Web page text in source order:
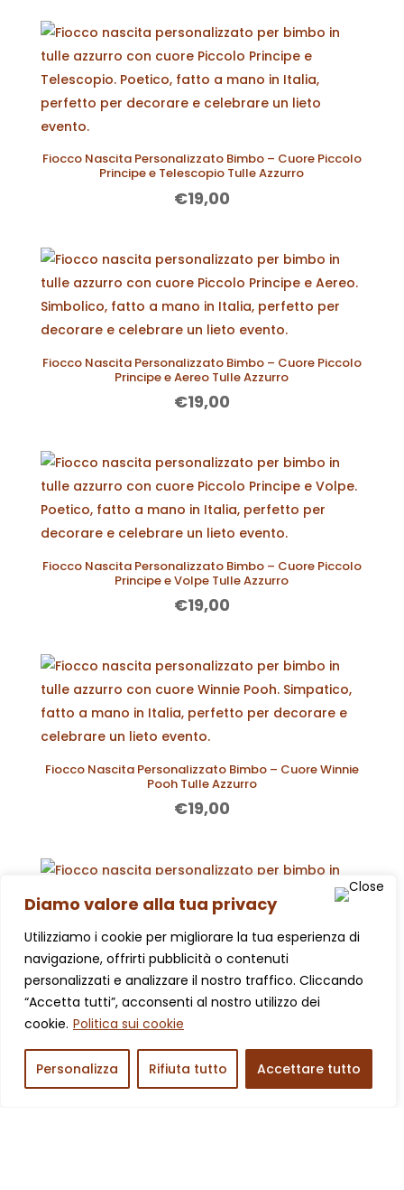
Diamo valore alla tua privacy
Utilizziamo i cookie per migliorare la tua esperienza di
navigazione, offrirti pubblicità o contenuti
personalizzati e analizzare il nostro traffico. Cliccando
“Accetta tutti”, acconsenti al nostro utilizzo dei
cookie. Politica sui cookie
Personalizza Rifiuta tutto Accettare tutto
Fiocco Nascita Personalizzato Bimbo – Cuore Piccolo
Principe e Telescopio Tulle Azzurro
€19,00
Fiocco Nascita Personalizzato Bimbo – Cuore Piccolo
Principe e Aereo Tulle Azzurro
€19,00
Fiocco Nascita Personalizzato Bimbo – Cuore Piccolo
Principe e Volpe Tulle Azzurro
€19,00
Fiocco Nascita Personalizzato Bimbo – Cuore Winnie
Pooh Tulle Azzurro
€19,00
Fiocco Nascita Personalizzato Bimbo – Cuore Orsetto
Tulle Azzurro
€19,00